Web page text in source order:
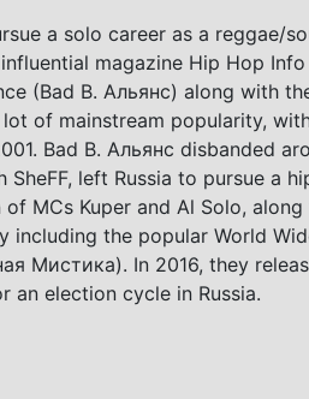
a solo career as a reggae/
magazine Hip Hop
(Bad B. Альянс) along with
of mainstream popularity,
Bad B. Альянс disbanded
left Russia to pursue a
MCs Kuper and Al Solo,
including the popular World
Мистика). In 2016, they
an election cycle in Russia.